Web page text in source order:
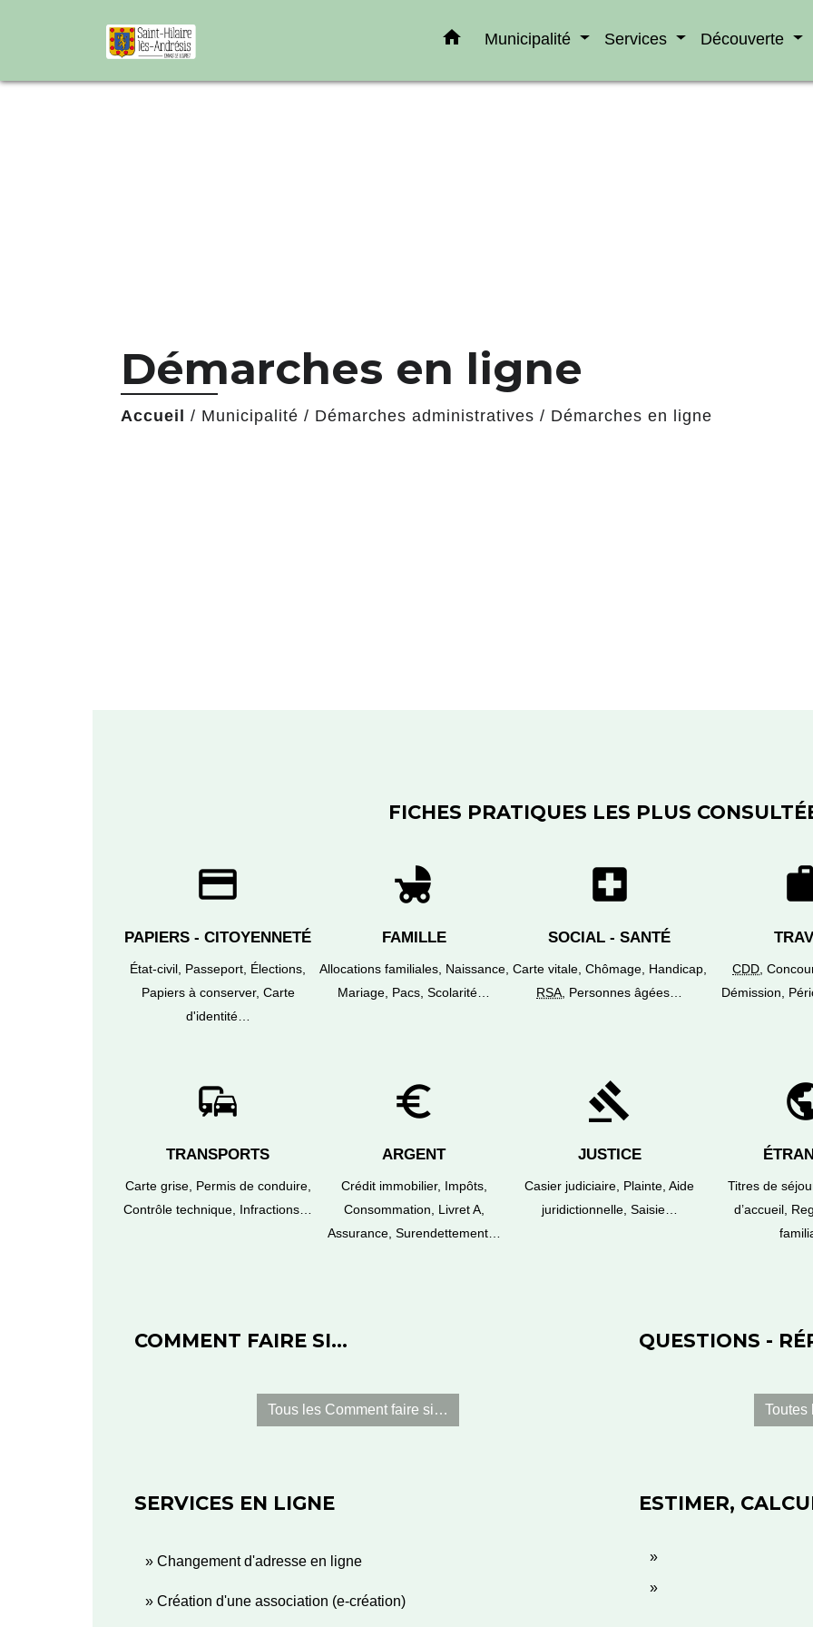
home Municipalité Services Découverte
Démarches en ligne
Accueil / Municipalité / Démarches administratives / Démarches en ligne
FICHES PRATIQUES LES PLUS
credit_card
PAPIERS - CITOYENNETÉ
État-civil, Passeport, Élections,
Papiers à conserver, Carte
d'identité…
child_friendly
FAMILLE
Allocations familiales, Naissance,
Mariage, Pacs,Scolarité…
local_hospital
SOCIAL - SANTÉ
Carte vitale, Chômage, Handicap,
RSA Personnes âgées…
CDD ,
Démission,
commute
TRANSPORTS
Carte grise, Permis de conduire,
Contrôle technique, Infractions…
euro_symbol
ARGENT
Crédit immobilier, Impôts,
Consommation, Livret A,
Assurance, Surendettement…
gavel
JUSTICE
Casier judiciaire, Plainte,Aide
juridictionnelle, Saisie…
Titres de
d’accueil,
COMMENT FAIRE SI…
Tous les Comment faire si…
QUESTIONS -
Toutes
SERVICES EN LIGNE
Changement d'adresse en ligne
Création d'une association (e-création)
ESTIMER,